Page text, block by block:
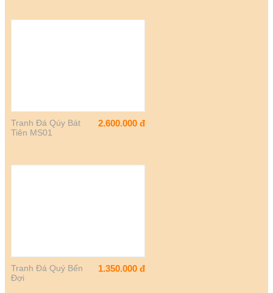
Tranh Đá Qúy Bát
Tiên MS01
2.600.000 đ
Tranh Đá Quý Bến
Đợi
1.350.000 đ